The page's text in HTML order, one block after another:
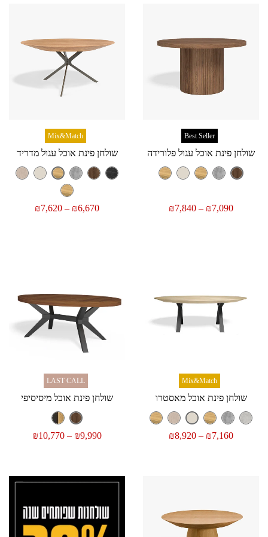
Best Seller
שולחן פינת אוכל עגול פלורידה
₪7,090
–
₪7,840
Mix&Match
שולחן פינת אוכל עגול מדריד
₪6,670
–
₪7,620
Mix&Match
שולחן פינת אוכל מאסטרו
₪7,160
–
₪8,920
LAST CALL
שולחן פינת אוכל מיסיסיפי
₪9,990
–
₪10,770